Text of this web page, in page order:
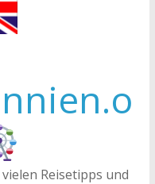
getrunken?
Reisetipps und